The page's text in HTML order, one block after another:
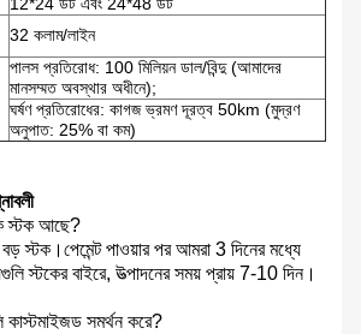
12*24 ডট এবং 24*48 ডট
32 কলাম/লাইন
পালস প্রতিরোধ: 100 মিলিয়ন ডাল/বিন্দু (আমাদের
মানসম্মত অবস্থার অধীনে);
ঘর্ষণ প্রতিরোধের: কাগজ ভ্রমণ দূরত্ব 50km (মুদ্রণ
অনুপাত: 25% বা কম)
স্টক আছে?
স্টক।পেমেন্ট পাওয়ার পর আমরা 3 দিনের মধ্যে
স্টকের বাইরে, উত্পাদনের সময় প্রায় 7-10 দিন।
সমর্থন করে?